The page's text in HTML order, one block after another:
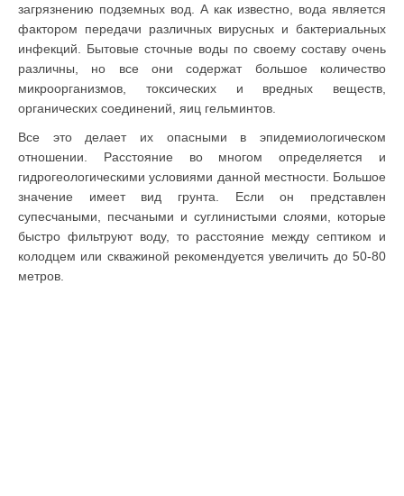
загрязнению подземных вод. А как известно, вода является
фактором передачи различных вирусных и бактериальных
инфекций. Бытовые сточные воды по своему составу очень
различны, но все они содержат большое количество
микроорганизмов, токсических и вредных веществ,
органических соединений, яиц гельминтов.
Все это делает их опасными в эпидемиологическом
отношении. Расстояние во многом определяется и
гидрогеологическими условиями данной местности. Большое
значение имеет вид грунта. Если он представлен
супесчаными, песчаными и суглинистыми слоями, которые
быстро фильтруют воду, то расстояние между септиком и
колодцем или скважиной рекомендуется увеличить до 50-80
метров.